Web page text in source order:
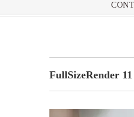
FullSizeRender 11